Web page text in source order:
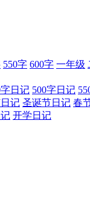
550字 600字 一年级
日记 500字日记
记 圣诞节日记 春
开学日记